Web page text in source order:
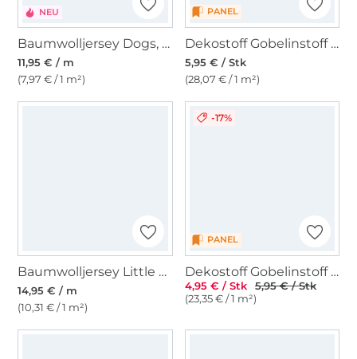
NEU
Baumwolljersey Dogs, beige
11,95 € / m
(7,97 € / 1 m²)
PANEL
Dekostoff Gobelinstoff Panel Little Kitten, 46 x 46 cm
5,95 € / Stk
(28,07 € / 1 m²)
Baumwolljersey Little Bear, sand
14,95 € / m
(10,31 € / 1 m²)
PANEL
-17%
Dekostoff Gobelinstoff Little Kitten Panel, 46 x 46 cm
4,95 € / Stk
5,95 € / Stk
(23,35 € / 1 m²)